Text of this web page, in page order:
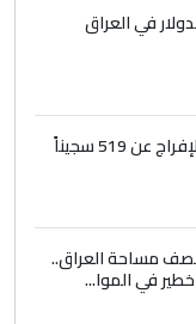
في العراق
بينهم مشمولون بالعفو.. الإفراج عن 519 سجيناً
مساحة العراق..
في الموا...